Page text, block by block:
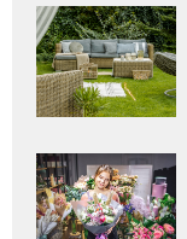
Adaugă
aici textul
pentru
subtitlu
Adaugă
aici textul
pentru